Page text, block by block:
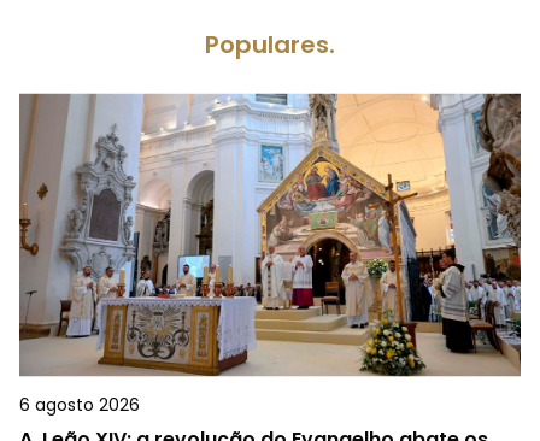
Populares.
6 agosto 2026